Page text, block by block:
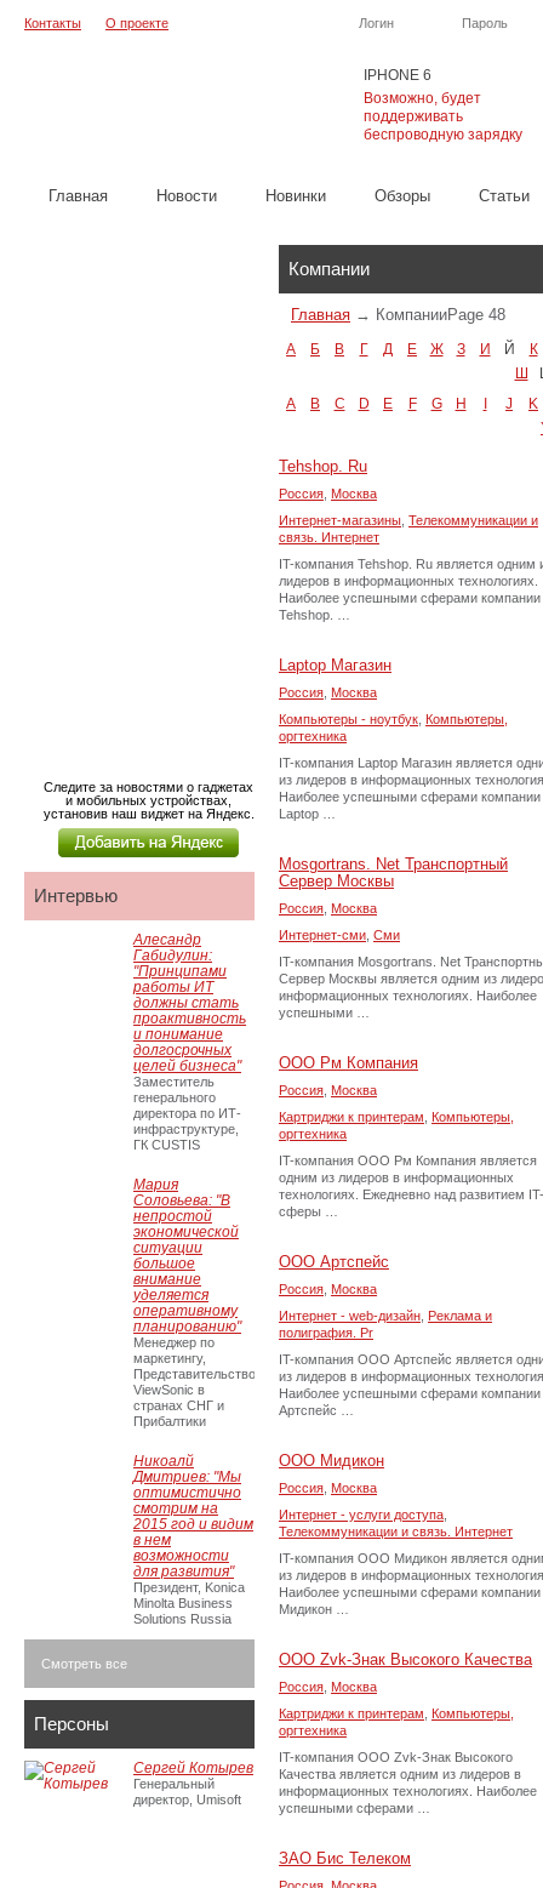
IPHONE 6
Возможно, будет
поддерживать
беспроводную зарядку
Логин Пароль
Контакты О проекте
Главная Новости Новинки Обзоры Cтатьи
Компании
Главная → КомпанииPage 48
А Б В Г Д Е Ж З И Й
К
Ш
A
B C D E F G H J
K
Tehshop. Ru
Россия Москва
Интернет-магазины Телекоммуникации и
связь. Интернет
IT-компания Tehshop. Ru является одним
лидеров в информационных технологиях.
Наиболее успешными сферами компании
Tehshop. …
Laptop Магазин
Россия Москва
Компьютеры - ноутбук Компьютеры,
оргтехника
IT-компания Laptop Магазин является
из лидеров в информационных
Наиболее успешными сферами компании
Laptop …
Mosgortrans. Net Транспортный
Сервер Москвы
Россия Москва
Интернет-сми Сми
IT-компания Mosgortrans. Net
Сервер Москвы является одним из
информационных технологиях. Наиболее
успешными …
ООО Рм Компания
Россия Москва
Картриджи к принтерам
Компьютеры,
оргтехника
IT-компания ООО Рм Компания является
одним из лидеров в информационных
технологиях. Ежедневно над развитием IT-
сферы …
ООО Артспейс
Россия Москва
Интернет - web-дизайн Реклама и
полиграфия. Pr
IT-компания ООО Артспейс является
из лидеров в информационных
Наиболее успешными сферами компании
Артспейс …
ООО Мидикон
Россия Москва
Интернет - услуги доступа
Телекоммуникации и связь. Интернет
IT-компания ООО Мидикон является
из лидеров в информационных
Наиболее успешными сферами компании
Мидикон …
ООО Zvk-Знак Высокого Качества
Россия Москва
Картриджи к принтерам
Компьютеры,
оргтехника
IT-компания ООО Zvk-Знак Высокого
Качества является одним из лидеров в
информационных технологиях. Наиболее
успешными сферами …
ЗАО Бис Телеком
Следите за новостями о гаджетах
и мобильных устройствах,
установив наш виджет на Яндекс.
Интервью
Алесандр
Габидулин:
"Принципами
работы ИТ
должны стать
проактивность
и понимание
долгосрочных
целей бизнеса"
Заместитель
генерального
директора по ИТ-
инфраструктуре,
ГК CUSTIS
Мария
Соловьева: "В
непростой
экономической
ситуации
большое
внимание
уделяется
оперативному
планированию"
Менеджер по
маркетингу,
Представительство
ViewSonic в
странах СНГ и
Прибалтики
Никоалй
Дмитриев: "Мы
оптимистично
смотрим на
2015 год и видим
в нем
возможности
для развития"
Президент, Konica
Minolta Business
Solutions Russia
Смотреть все
Персоны
Сергей Котырев
Генеральный
директор, Umisoft